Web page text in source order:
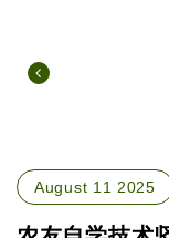
August 11 2025